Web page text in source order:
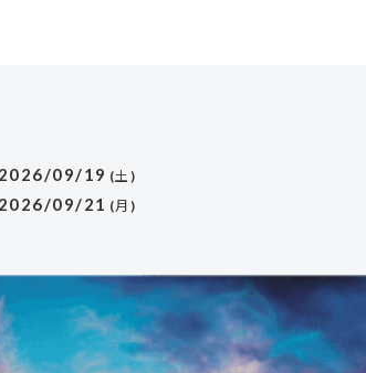
2026/09/19 (土)
2026/09/21 (月)